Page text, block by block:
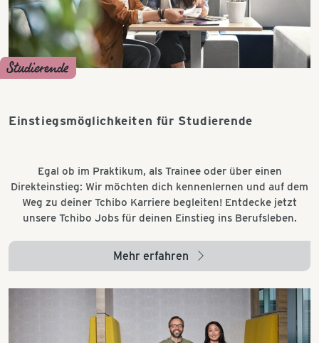
Studierende
Einstiegsmöglichkeiten für Studierende
Egal ob im Praktikum, als Trainee oder über einen
Direkteinstieg: Wir möchten dich kennenlernen und auf dem
Weg zu deiner Tchibo Karriere begleiten! Entdecke jetzt
unsere Tchibo Jobs für deinen Einstieg ins Berufsleben.
Mehr erfahren arrow_right